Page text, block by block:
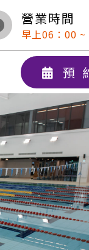
營業時間
早上06：00
預